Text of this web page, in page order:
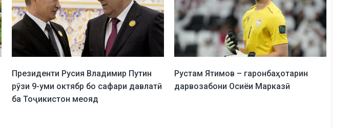
Президенти Русия Владимир Путин
рӯзи 9-уми октябр бо сафари давлатӣ
ба Тоҷикистон меояд
Рустам Ятимов – гаронбаҳотарин
дарвозабони Осиёи Марказӣ